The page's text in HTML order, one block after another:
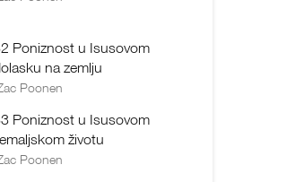
Poniznost u Isusovom
na zemlju
Poonen
Poniznost u Isusovom
životu
Poonen